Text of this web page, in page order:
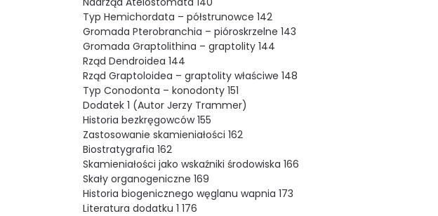
Typ Hemichordata – półstrunowce 142
Gromada Pterobranchia – pióroskrzelne 143
Gromada Graptolithina – graptolity 144
Rząd Dendroidea 144
Rząd Graptoloidea – graptolity właściwe 148
Typ Conodonta – konodonty 151
Dodatek 1 (Autor Jerzy Trammer)
Historia bezkręgowców 155
Zastosowanie skamieniałości 162
Biostratygrafia 162
Skamieniałości jako wskaźniki środowiska 166
Skały organogeniczne 169
Historia biogenicznego węglanu wapnia 173
Literatura dodatku 1 176